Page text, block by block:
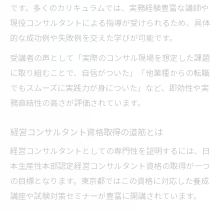
です。多くのカリキュラムでは、実務経験豊富な講師や
現役コンサルタントによる指導が受けられるため、具体
的な成功例や失敗例を交えた学びが可能です。
受講者の声として「実際のコンサル現場を想定した課題
に取り組むことで、自信がついた」「他業種からの転職
でもスムーズに実践力が身についた」など、即効性や実
務直結性の高さが評価されています。
経営コンサルタント資格取得の道筋とは
経営コンサルタントとしての専門性を証明するには、日
本生産性本部認定経営コンサルタント資格の取得が一つ
の目標となります。東京都ではこの資格に対応した養成
講座や試験対策セミナーが豊富に開講されています。